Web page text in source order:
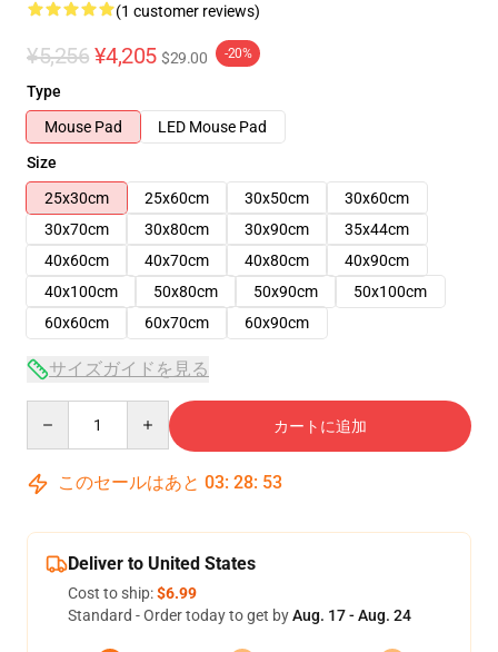
(1 customer reviews)
¥5,256 ¥4,205 $29.00 -20%
Type
Mouse Pad
LED Mouse Pad
Size
25x30cm
25x60cm 30x50cm
30x60cm
30x70cm
30x80cm 30x90cm
35x44cm
40x60cm
40x70cm 40x80cm
40x90cm
40x100cm
50x80cm 50x90cm
50x100cm
60x60cm
60x70cm 60x90cm
サイズガイドを見る
カートに追加
このセールはあと 03: 28: 53
Deliver to United States
Cost to ship:$6.99
Standard - Order today to get byAug. 17 - Aug. 24